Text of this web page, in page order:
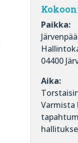
Paikka:
04400
Aika:
Varmista